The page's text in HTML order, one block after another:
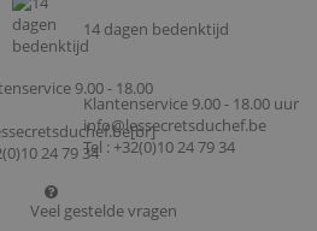
14 dagen bedenktijd
Klantenservice 9.00 - 18.00 uur
info@lessecretsduchef.be
Tel : +32(0)10 24 79 34
Veel gestelde vragen